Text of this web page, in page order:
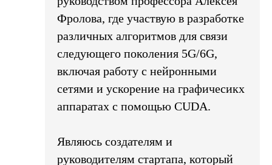
Фролова, где участвую в разработке
различных алгоритмов для связи
следующего поколения 5G/6G,
включая работу с нейронными
сетями и ускорение на графичесикх
аппаратах с помощью CUDA.
Являюсь создателям и
руководителям стартапа, который